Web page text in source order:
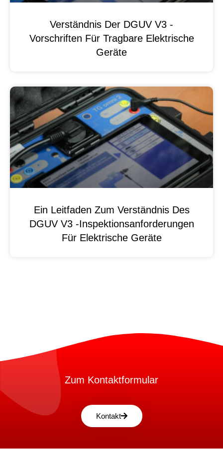
Verständnis Der DGUV V3 -
Vorschriften Für Tragbare Elektrische
Geräte
Ein Leitfaden Zum Verständnis Des
DGUV V3 -Inspektionsanforderungen
Für Elektrische Geräte
Zum Kontaktformular
Kontakt